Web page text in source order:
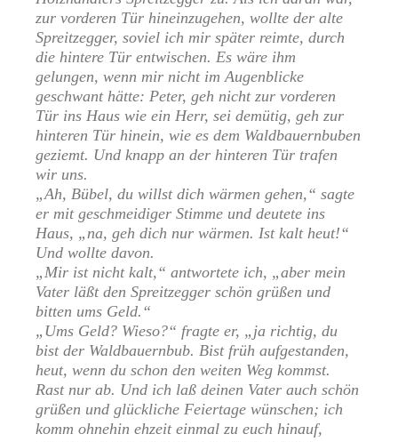
zur vorderen Tür hineinzugehen, wollte der alte
Spreitzegger, soviel ich mir später reimte, durch
die hintere Tür entwischen. Es wäre ihm
gelungen, wenn mir nicht im Augenblicke
geschwant hätte: Peter, geh nicht zur vorderen
Tür ins Haus wie ein Herr, sei demütig, geh zur
hinteren Tür hinein, wie es dem Waldbauernbuben
geziemt. Und knapp an der hinteren Tür trafen
wir uns.
„Ah, Bübel, du willst dich wärmen gehen,“ sagte
er mit geschmeidiger Stimme und deutete ins
Haus, „na, geh dich nur wärmen. Ist kalt heut!“
Und wollte davon.
„Mir ist nicht kalt,“ antwortete ich, „aber mein
Vater läßt den Spreitzegger schön grüßen und
bitten ums Geld.“
„Ums Geld? Wieso?“ fragte er, „ja richtig, du
bist der Waldbauernbub. Bist früh aufgestanden,
heut, wenn du schon den weiten Weg kommst.
Rast nur ab. Und ich laß deinen Vater auch schön
grüßen und glückliche Feiertage wünschen; ich
komm ohnehin ehzeit einmal zu euch hinauf,